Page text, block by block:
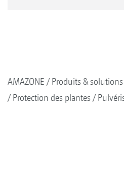
AMAZONE
Produits &
Protection des plantes